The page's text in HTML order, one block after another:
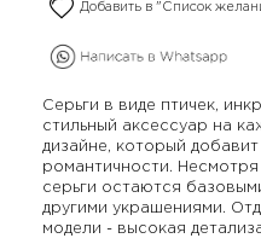
Добавить в "Список
Серьги в виде птичек,
стильный аксессуар на
дизайне, который
романтичности.
серьги остаются
другими украшениями.
модели - высокая